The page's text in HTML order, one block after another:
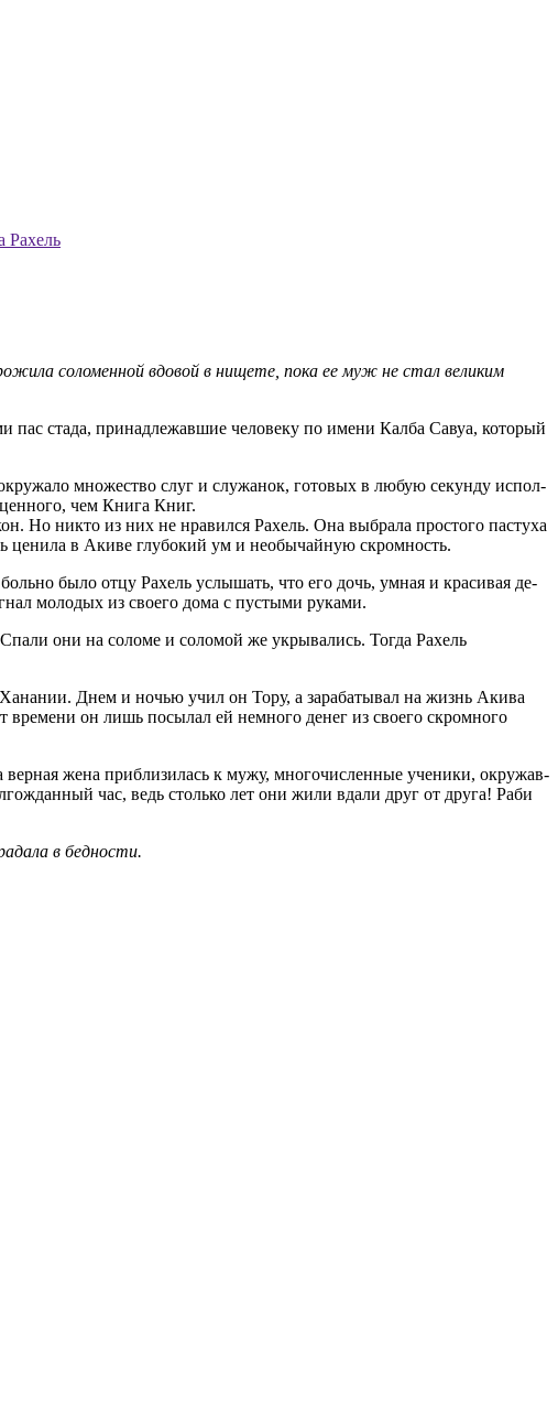
Рахель
соломенной вдовой в нищете, пока ее муж не стал великим
стада, принадлежавшие человеку по имени Калба Савуа, который
множество слуг и служанок, готовых в любую секунду испол-
чем Книга Книг.
Но никто из них не нравился Рахель. Она выбрала простого пастуха
ценила в Акиве глубокий ум и необычайную скромность.
было отцу Рахель услышать, что его дочь, умная и красивая де-
молодых из своего дома с пустыми руками.
они на соломе и соломой же укрывались. Тогда Рахель
Днем и ночью учил он Тору, а зарабатывал на жизнь Акива
он лишь посылал ей немного денег из своего скромного
жена приблизилась к мужу, многочисленные ученики, окружав-
час, ведь столько лет они жили вдали друг от друга! Раби
в бедности.